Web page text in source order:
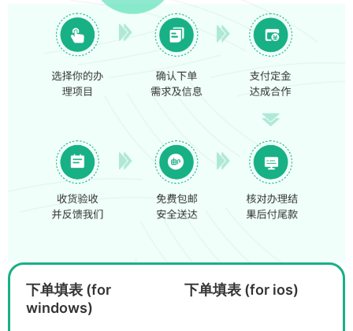
下单填表 (for
windows)
下单填表 (for ios)